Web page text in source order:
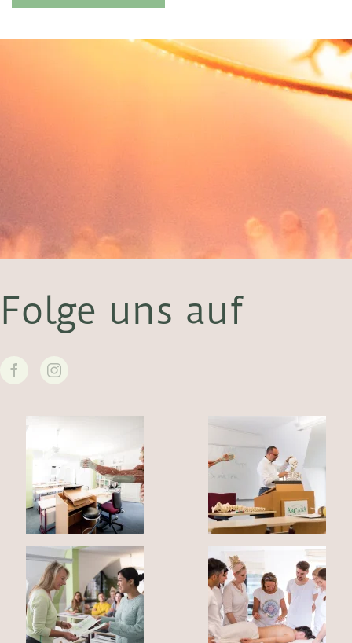
Folge uns auf